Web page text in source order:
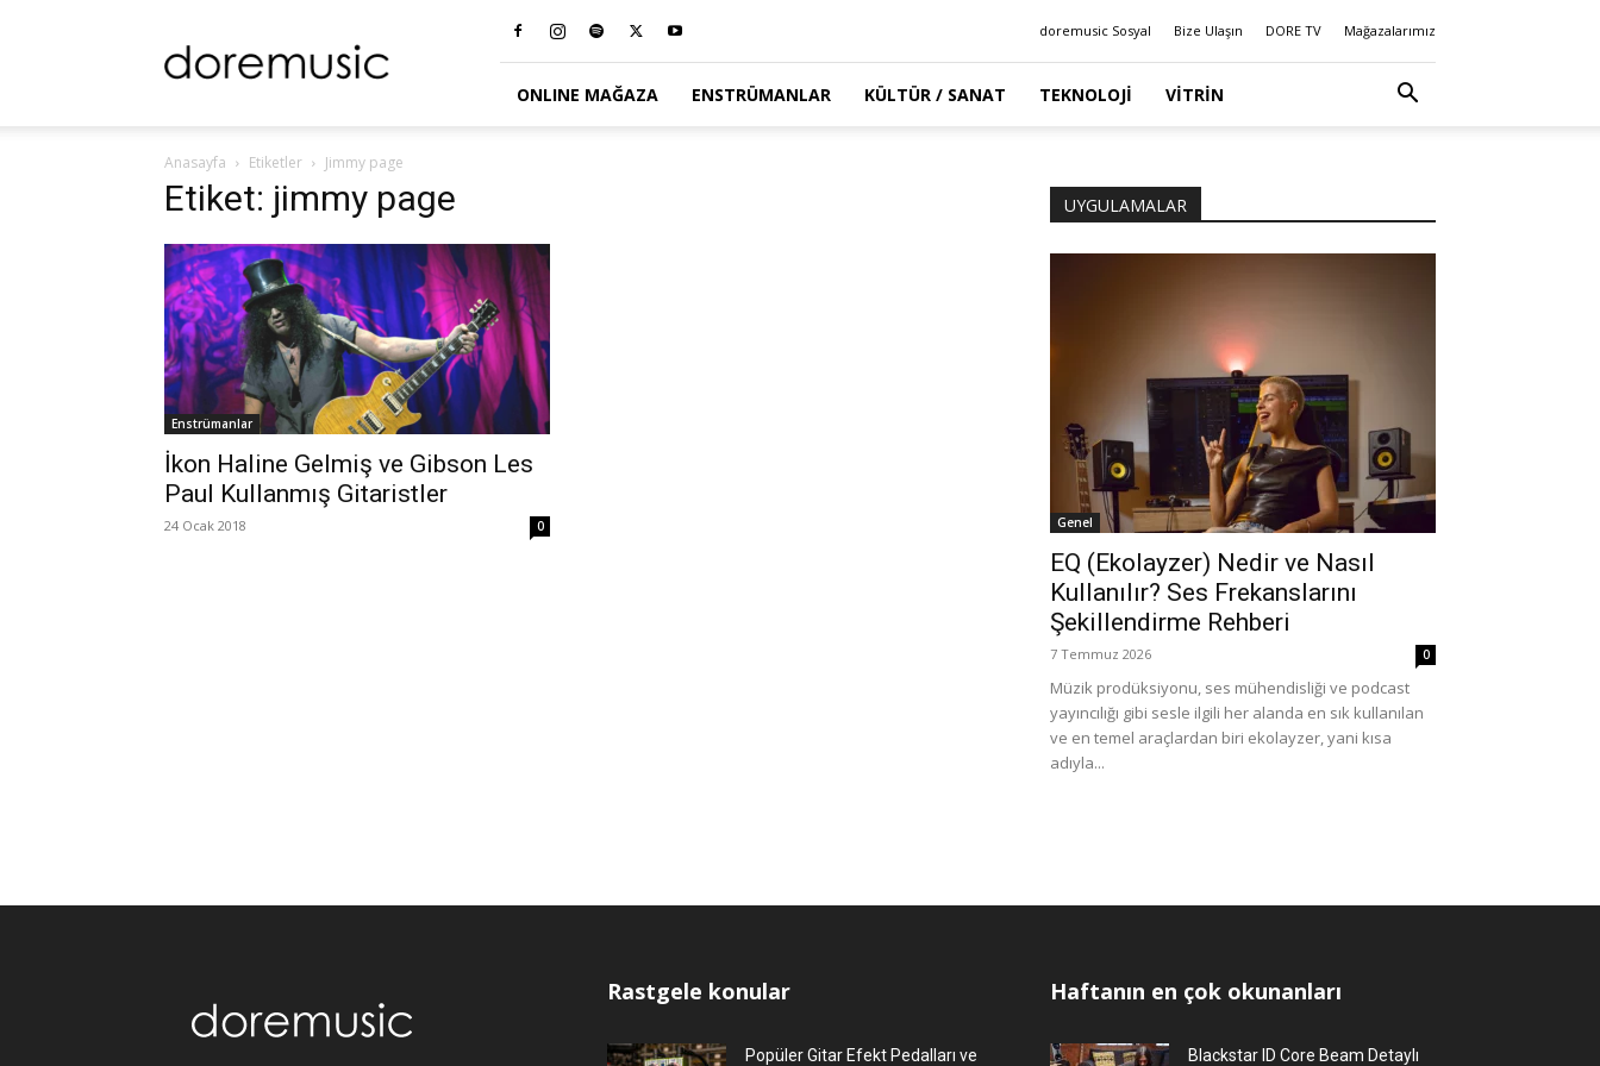
Blog
doremusic Sosyal Bize Ulaşın DORE TV Mağazalarımız
ONLINE MAĞAZA ENSTRÜMANLAR KÜLTÜR / SANAT TEKNOLOJI VITRIN
Anasayfa Etiketler Jimmy page
Etiket: jimmy page
Enstrümanlar
İkon Haline Gelmiş ve Gibson Les
Paul Kullanmış Gitaristler
24 Ocak 2018 0
UYGULAMALAR
Genel
EQ (Ekolayzer) Nedir ve Nasıl
Kullanılır? Ses Frekanslarını
Şekillendirme Rehberi
7 Temmuz 2026 0
Müzik prodüksiyonu, ses mühendisliği ve podcast
yayıncılığı gibi sesle ilgili her alanda en sık kullanılan
ve en temel araçlardan biri ekolayzer, yani kısa
adıyla...
Rastgele konular
Popüler Gitar Efekt Pedalları ve
Haftanın en çok okunanları
Blackstar ID Core Beam Detaylı